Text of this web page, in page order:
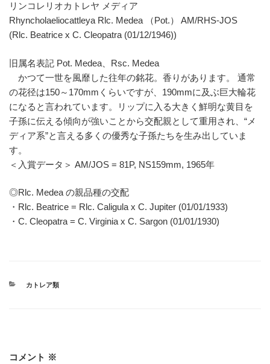
リンコレリオカトレヤ メディア
Rhyncholaeliocattleya Rlc. Medea （Pot.） AM/RHS-JOS
(Rlc. Beatrice x C. Cleopatra (01/12/1946))
旧属名表記 Pot. Medea、Rsc. Medea
かつて一世を風靡した往年の銘花。香りがあります。 通常
の花径は150～170mmくらいですが、190mmに及ぶ巨大輪花
になると言われています。リップに入る大きく鮮明な黄目を
子孫に伝える傾向が強いことから交配親として重用され、“メ
ディア系”と言える多くの優秀な子孫たちを生み出していま
す。
＜入賞データ＞ AM/JOS = 81P, NS159mm, 1965年
◎Rlc. Medea の親品種の交配
・Rlc. Beatrice = Rlc. Caligula x C. Jupiter (01/01/1933)
・C. Cleopatra = C. Virginia x C. Sargon (01/01/1930)
カ
カトレア類
コメント ※